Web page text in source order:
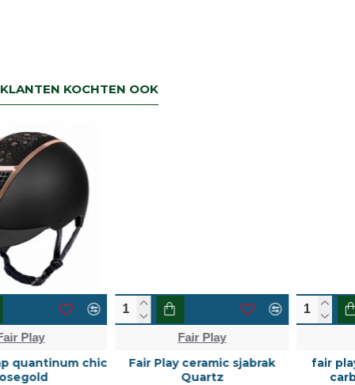
KLANTEN KOCHTEN OOK
Fair Play ceramic sjabrak
fair play cap quantinum
carbon wide visor